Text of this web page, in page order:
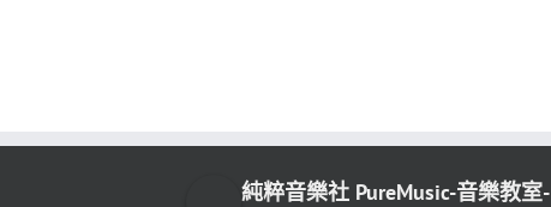
純粹音樂社 PureMusic-音樂教室-